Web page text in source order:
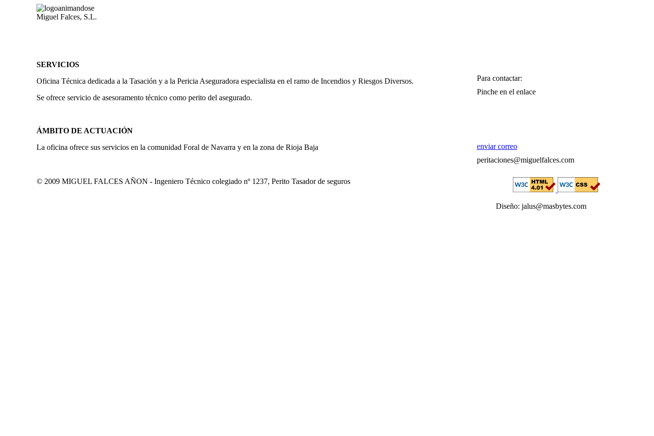
Miguel Falces, S.L.
SERVICIOS
Oficina Técnica dedicada a la Tasación y a la Pericia Aseguradora especialista en el ramo de Incendios y Riesgos Diversos.
Se ofrece servicio de asesoramento técnico como perito del asegurado.
ÁMBITO DE ACTUACIÓN
La oficina ofrece sus servicios en la comunidad Foral de Navarra y en la zona de Rioja Baja
Para contactar:
Pinche en el enlace
enviar correo
peritaciones@miguelfalces.com
© 2009 MIGUEL FALCES AÑON - Ingeniero Técnico colegiado nº 1237, Perito Tasador de seguros
Diseño: jalus@masbytes.com